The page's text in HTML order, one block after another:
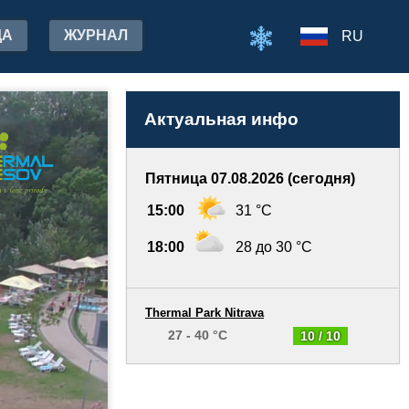
ЖУРНАЛ RU
Актуальная инфо
Пятница 07.08.2026 (сегодня)
15:00 31 °C
18:00 28 до 30 °C
10 / 10
Thermal Park Nitrava
27 - 40 °C